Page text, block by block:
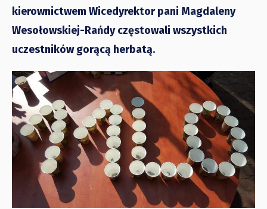
kierownictwem Wicedyrektor pani Magdaleny
Wesołowskiej-Rańdy częstowali wszystkich
uczestników gorącą herbatą.